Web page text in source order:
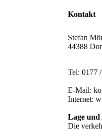
Kontakt
Stefan
44388
Tel: 0177
E-Mail:
Internet:
Lage
Die